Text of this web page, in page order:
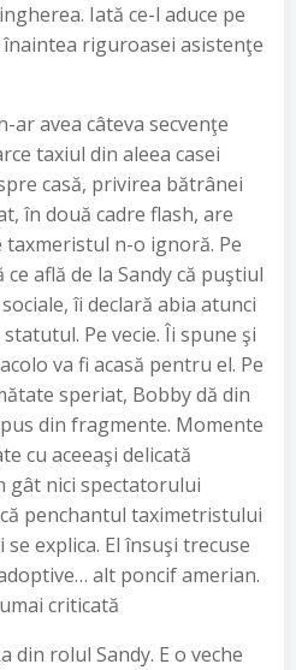
Iată ce-l aduce pe
riguroasei asistenţe
ar avea câteva secvenţe
taxiul din aleea casei
casă, privirea bătrânei
în două cadre flash, are
taxmeristul n-o ignoră. Pe
află de la Sandy că puştiul
îi declară abia atunci
Pe vecie. Îi spune şi
va fi acasă pentru el. Pe
speriat, Bobby dă din
din fragmente. Momente
cu aceeaşi delicată
gât nici spectatorului
penchantul taximetristului
explica. El însuşi trecuse
alt poncif amerian.
criticată
din rolul Sandy. E o veche